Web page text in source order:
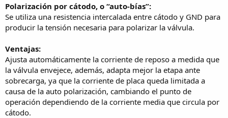
Polarización por cátodo, o “auto-bías”:
Se utiliza una resistencia intercalada entre cátodo y GND para
producir la tensión necesaria para polarizar la válvula.
Ventajas:
Ajusta automáticamente la corriente de reposo a medida que
la válvula envejece, además, adapta mejor la etapa ante
sobrecarga, ya que la corriente de placa queda limitada a
causa de la auto polarización, cambiando el punto de
operación dependiendo de la corriente media que circula por
cátodo.